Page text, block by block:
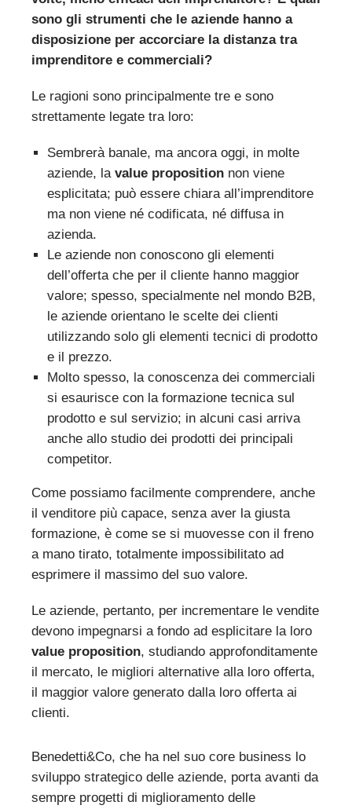
sono gli strumenti che le aziende hanno a
disposizione per accorciare la distanza tra
imprenditore e commerciali?
Le ragioni sono principalmente tre e sono
strettamente legate tra loro:
Sembrerà banale, ma ancora oggi, in molte
aziende, la value propositionnon viene
esplicitata; può essere chiara all’imprenditore
ma non viene né codificata, né diffusa in
azienda.
Le aziende non conoscono gli elementi
dell’offerta che per il cliente hanno maggior
valore; spesso, specialmente nel mondo B2B,
le aziende orientano le scelte dei clienti
utilizzando solo gli elementi tecnici di prodotto
e il prezzo.
Molto spesso, la conoscenza dei commerciali
si esaurisce con la formazione tecnica sul
prodotto e sul servizio; in alcuni casi arriva
anche allo studio dei prodotti dei principali
competitor.
Come possiamo facilmente comprendere, anche
il venditore più capace, senza aver la giusta
formazione, è come se si muovesse con il freno
a mano tirato, totalmente impossibilitato ad
esprimere il massimo del suo valore.
Le aziende, pertanto, per incrementare le vendite
devono impegnarsi a fondo ad esplicitare la loro
value proposition, studiando approfonditamente
il mercato, le migliori alternative alla loro offerta,
il maggior valore generato dalla loro offerta ai
clienti.
Benedetti&Co, che ha nel suo core business lo
sviluppo strategico delle aziende, porta avanti da
sempre progetti di miglioramento delle